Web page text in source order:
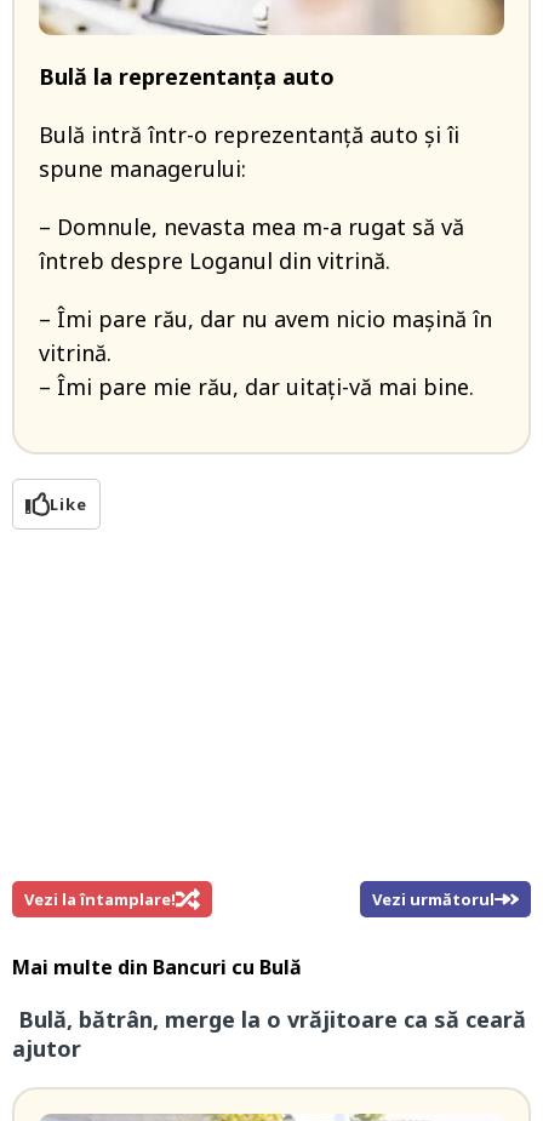
Bulă la reprezentanța auto
Bulă intră într-o reprezentanță auto și îi
spune managerului:
– Domnule, nevasta mea m-a rugat să vă
întreb despre Loganul din vitrină.
– Îmi pare rău, dar nu avem nicio mașină în
vitrină.
– Îmi pare mie rău, dar uitați-vă mai bine.
Like
Vezi la întamplare! Vezi următorul
Mai multe din Bancuri cu Bulă
Bulă, bătrân, merge la o vrăjitoare ca să ceară
ajutor